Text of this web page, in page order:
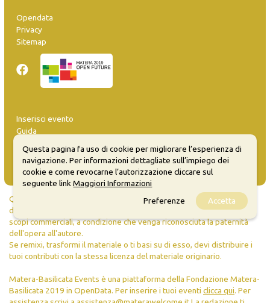
Opendata
Privacy
Sitemap
Inserisci evento
Guida
info@materaevents.it
Quanto realizzato è sottoposto a licenza CC-BY-SA che permette di
distribuire, modificare, creare opere derivate dall'originale, anche a
scopi commerciali, a condizione che venga riconosciuta la paternità
dell'opera all'autore.
Se remixi, trasformi il materiale o ti basi su di esso, devi distribuire i
tuoi contributi con la stessa licenza del materiale originario.
Matera-Basilicata Events è una piattaforma della Fondazione Matera-
Basilicata 2019 in OpenData. Per inserire i tuoi eventi clicca qui. Per
Questa pagina fa uso di cookie per migliorare l’esperienza di
navigazione. Per informazioni dettagliate sull’impiego dei
cookie e come revocarne l’autorizzazione cliccare sul
seguente linkMaggiori Informazioni
Preferenze
Accetta